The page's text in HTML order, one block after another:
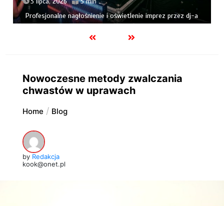
3 lipca, 2026 5 min
Profesjonalne nagłośnienie i oświetlenie imprez przez dj-a
Nowoczesne metody zwalczania
chwastów w uprawach
Home Blog
by Redakcja
kook@onet.pl